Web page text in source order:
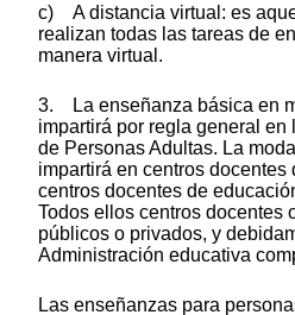
c) A distancia virtual: es
realizan todas las tareas de
manera virtual.
3. La enseñanza básica en
impartirá por regla general
de Personas Adultas. La
impartirá en centros
centros docentes de
Todos ellos centros docentes
públicos o privados, y
Administración educativa
Las enseñanzas para